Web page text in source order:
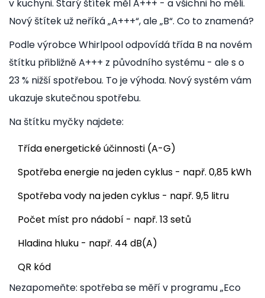
v kuchyni. Starý štítek měl A+++ - a všichni ho měli.
Nový štítek už neříká „A+++“, ale „B“. Co to znamená?
Podle výrobce Whirlpool odpovídá třída B na novém
štítku přibližně A+++ z původního systému - ale s o
23 % nižší spotřebou. To je výhoda. Nový systém vám
ukazuje skutečnou spotřebu.
Na štítku myčky najdete:
Třída energetické účinnosti (A-G)
Spotřeba energie na jeden cyklus - např. 0,85 kWh
Spotřeba vody na jeden cyklus - např. 9,5 litru
Počet míst pro nádobí - např. 13 setů
Hladina hluku - např. 44 dB(A)
QR kód
Nezapomeňte: spotřeba se měří v programu „Eco